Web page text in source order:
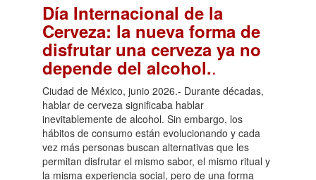
Día Internacional de la
Cerveza: la nueva forma de
disfrutar una cerveza ya no
depende del alcohol..
Ciudad de México, junio 2026.- Durante décadas,
hablar de cerveza significaba hablar
inevitablemente de alcohol. Sin embargo, los
hábitos de consumo están evolucionando y cada
vez más personas buscan alternativas que les
permitan disfrutar el mismo sabor, el mismo ritual y
la misma experiencia social, pero de una forma